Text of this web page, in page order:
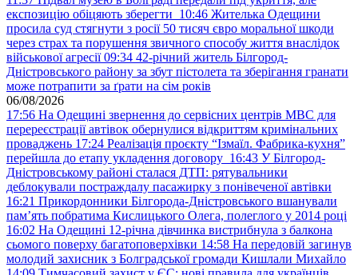
експозицію обіцяють зберегти 10:46 Жителька Одещини
просила суд стягнути з росії 50 тисяч євро моральної шкоди
через страх та порушення звичного способу життя внаслідок
військової агресії 09:34 42-річний житель Білгород-
Дністровського району за збут пістолета та зберігання гранати
може потрапити за ґрати на сім років
06/08/2026
17:56 На Одещині звернення до сервісних центрів МВС для
перереєстрації автівок обернулися відкриттям кримінальних
проваджень 17:24 Реалізація проєкту “Ізмаїл. Фабрика-кухня”
перейшла до етапу укладення договору 16:43 У Білгород-
Дністровському районі сталася ДТП: рятувальники
деблокували постраждалу пасажирку з понівеченої автівки
16:21 Прикордонники Білгорода-Дністровського вшанували
пам’ять побратима Кислицького Олега, полеглого у 2014 році
16:02 На Одещині 12-річна дівчинка вистрибнула з балкона
сьомого поверху багатоповерхівки 14:58 На передовій загинув
молодий захисник з Болградської громади Кишлали Михайло